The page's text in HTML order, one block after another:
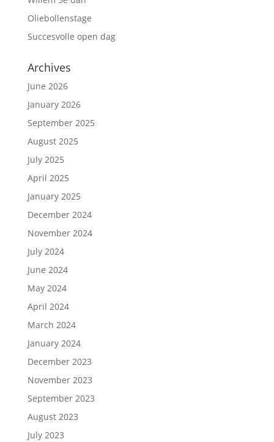
Oliebollenstage
Succesvolle open dag
Archives
June 2026
January 2026
September 2025
August 2025
July 2025
April 2025
January 2025
December 2024
November 2024
July 2024
June 2024
May 2024
April 2024
March 2024
January 2024
December 2023
November 2023
September 2023
August 2023
July 2023